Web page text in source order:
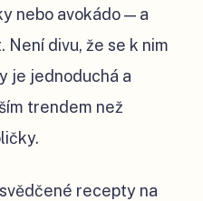
nebo avokádo — a
Není divu, že se k nim
je jednoduchá a
trendem než
recepty na